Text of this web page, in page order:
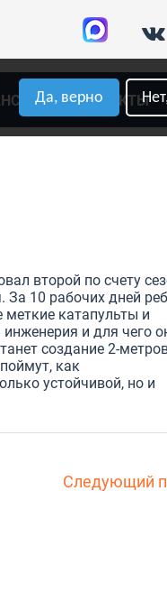
Да, верноКОНТАКТЫ
второй по счету
10 рабочих дней
катапульты и
и для чего
создание 2-
как
устойчивой, но и
Следующий